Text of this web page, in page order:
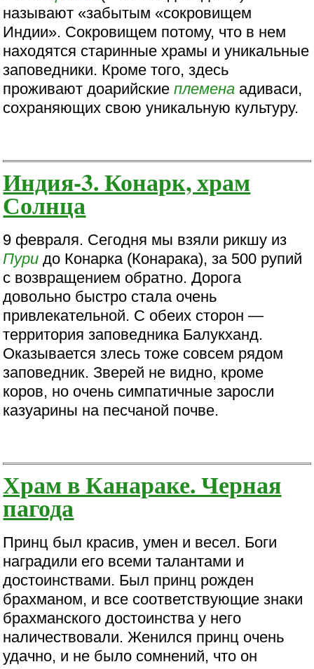
называют «забытым «сокровищем
Индии». Сокровищем потому, что в нем
находятся старинные храмы и уникальные
заповедники. Кроме того, здесь
проживают доарийскиеплемена адиваси,
сохраняющих свою уникальную культуру.
Индия-3. Конарк, храм
Солнца
9 февраля. Сегодня мы взяли рикшу из
Пури до Конарка (Конарака), за 500 рупий
с возвращением обратно. Дорога
довольно быстро стала очень
привлекательной. С обеих сторон —
территория заповедника Балукханд.
Оказывается злесь тоже совсем рядом
заповедник. Зверей не видно, кроме
коров, но очень симпатичные заросли
казуарины на песчаной почве.
Храм в Канараке. Черная
пагода
Принц был красив, умен и весел. Боги
наградили его всеми талантами и
достоинствами. Был принц рожден
брахманом, и все соответствующие знаки
брахманского достоинства у него
наличествовали. Женился принц очень
удачно, и не было сомнений, что он